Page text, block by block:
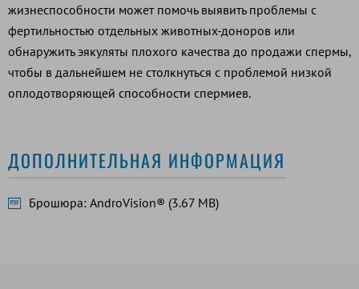
жизнеспособности может помочь выявить проблемы с
фертильностью отдельных животных-доноров или
обнаружить эякуляты плохого качества до продажи спермы,
чтобы в дальнейшем не столкнуться с проблемой низкой
оплодотворяющей способности спермиев.
ДОПОЛНИТЕЛЬНАЯ ИНФОРМАЦИЯ
Брошюра: AndroVision® (3.67 MB)